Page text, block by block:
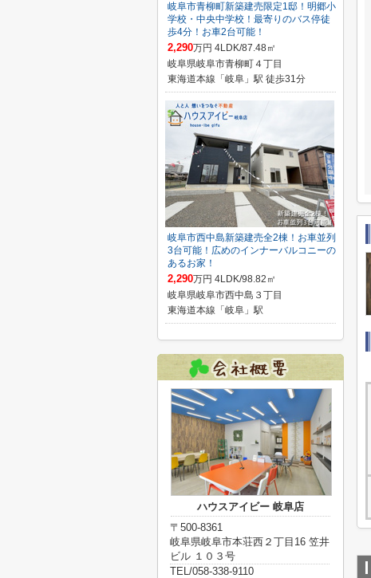
岐阜市青柳町新築建売限定1邸！明郷小
学校・中央中学校！最寄りのバス停徒
歩4分！お車2台可能！
2,290万円 4LDK/87.48㎡
岐阜県岐阜市青柳町４丁目
東海道本線「岐阜」駅 徒歩31分
岐阜市西中島新築建売全2棟！お車並列
3台可能！広めのインナーバルコニーの
あるお家！
2,290万円 4LDK/98.82㎡
岐阜県岐阜市西中島３丁目
東海道本線「岐阜」駅
ハウスアイビー 岐阜店
〒500-8361
岐阜県岐阜市本荘西２丁目16 笠井
ビル １０３号
TEL/058-338-9110